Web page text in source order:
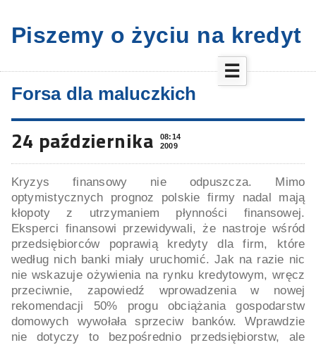
Piszemy o życiu na kredyt
☰
Forsa dla maluczkich
24 października
08:14
2009
Kryzys finansowy nie odpuszcza. Mimo
optymistycznych prognoz polskie firmy nadal mają
kłopoty z utrzymaniem płynności finansowej.
Eksperci finansowi przewidywali, że nastroje wśród
przedsiębiorców poprawią kredyty dla firm, które
według nich banki miały uruchomić. Jak na razie nic
nie wskazuje ożywienia na rynku kredytowym, wręcz
przeciwnie, zapowiedź wprowadzenia w nowej
rekomendacji 50% progu obciążania gospodarstw
domowych wywołała sprzeciw banków. Wprawdzie
nie dotyczy to bezpośrednio przedsiębiorstw, ale